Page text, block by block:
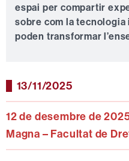
espai per compartir
sobre com la
poden transformar
13/11/2025
12 de desembre de
Magna – Facultat de